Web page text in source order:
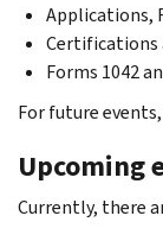
Applications,
Certifications
Forms 1042
For future
Upcoming
Currently, there